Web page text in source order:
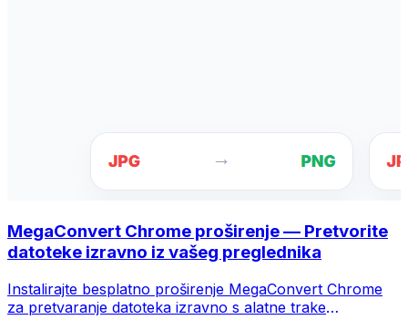
MegaConvert Chrome proširenje — Pretvorite
datoteke izravno iz vašeg preglednika
Instalirajte besplatno proširenje MegaConvert Chrome
za pretvaranje datoteka izravno s alatne trake